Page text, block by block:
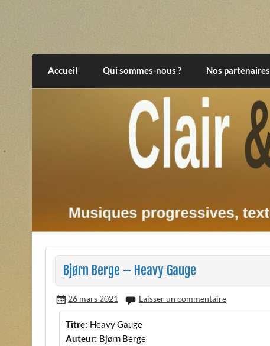
Clair et Obscur
Accueil Qui sommes-nous ? Nos partenaires
Bjørn Berge – Heavy Gauge
26 mars 2021 Laisser un commentaire
Titre: Heavy Gauge
Auteur: Bjørn Berge